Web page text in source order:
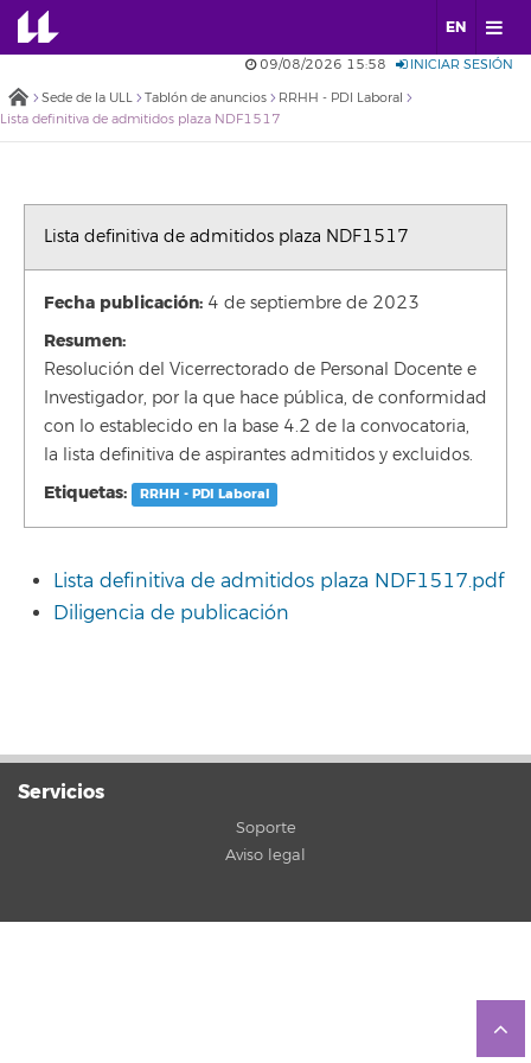
EN
09/08/2026 15:58 INICIAR SESIÓN
Sede de la ULL Tablón de anuncios
RRHH - PDI Laboral
Lista definitiva de admitidos plaza NDF1517
Lista definitiva de admitidos plaza NDF1517
Fecha publicación: 4 de septiembre de 2023
Resumen:
Resolución del Vicerrectorado de Personal Docente e
Investigador, por la que hace pública, de conformidad
con lo establecido en la base 4.2 de la convocatoria,
la lista definitiva de aspirantes admitidos y excluidos.
Etiquetas: RRHH - PDI Laboral
Lista definitiva de admitidos plaza NDF1517.pdf
Diligencia de publicación
Servicios
Soporte
Aviso legal